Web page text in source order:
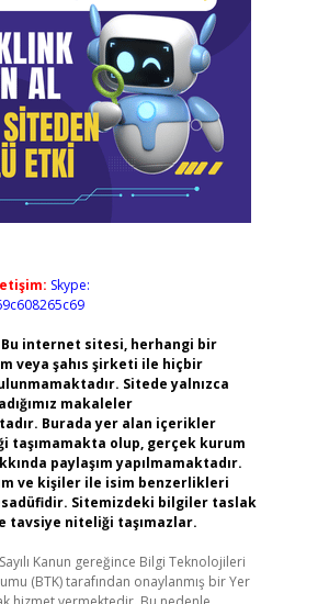
Skype:
Bu internet sitesi, herhangi bir
veya şahıs şirketi ile hiçbir
Sitede yalnızca
makaleler
Burada yer alan içerikler
taşımamakta olup, gerçek kurum
paylaşım yapılmamaktadır.
ve kişiler ile isim benzerlikleri
Sitemizdeki bilgiler taslak
tavsiye niteliği taşımazlar.
Kanun gereğince Bilgi Teknolojileri
(BTK) tarafından onaylanmış bir Yer